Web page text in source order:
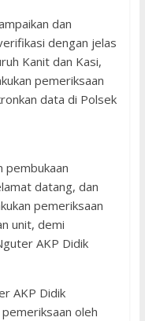
dan
dengan jelas
Kanit dan Kasi,
pemeriksaan
data di Polsek
pembukaan
datang, dan
pemeriksaan
unit, demi
AKP Didik
AKP Didik
oleh